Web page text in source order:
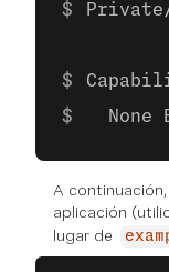
None
A
aplicación
lugar de